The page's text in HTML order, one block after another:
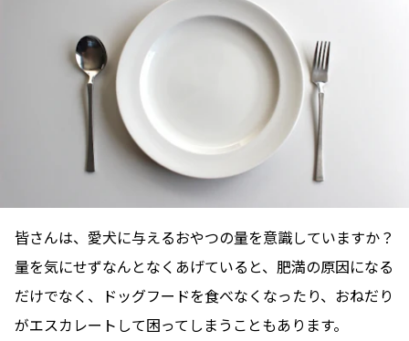
皆さんは、愛犬に与えるおやつの量を意識していますか？
量を気にせずなんとなくあげていると、肥満の原因になる
だけでなく、ドッグフードを食べなくなったり、おねだり
がエスカレートして困ってしまうこともあります。